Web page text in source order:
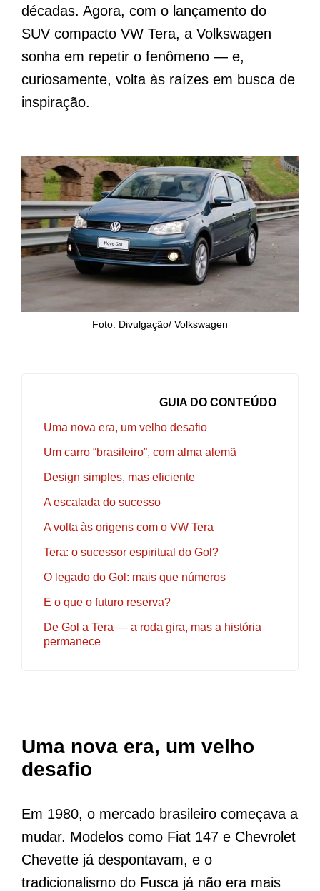
décadas. Agora, com o lançamento do
SUV compacto VW Tera, a Volkswagen
sonha em repetir o fenômeno — e,
curiosamente, volta às raízes em busca de
inspiração.
Foto: Divulgação/ Volkswagen
GUIA DO CONTEÚDO
Uma nova era, um velho desafio
Um carro “brasileiro”, com alma alemã
Design simples, mas eficiente
A escalada do sucesso
A volta às origens com o VW Tera
Tera: o sucessor espiritual do Gol?
O legado do Gol: mais que números
E o que o futuro reserva?
De Gol a Tera — a roda gira, mas a história
permanece
Uma nova era, um velho
desafio
Em 1980, o mercado brasileiro começava a
mudar. Modelos como Fiat 147 e Chevrolet
Chevette já despontavam, e o
tradicionalismo do Fusca já não era mais